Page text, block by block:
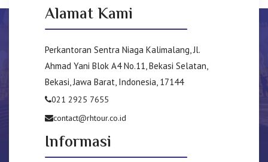
Alamat Kami
Perkantoran Sentra Niaga Kalimalang, Jl.
Ahmad Yani Blok A4 No.11, Bekasi Selatan,
Bekasi, Jawa Barat, Indonesia, 17144
021 2925 7655
contact@rhtour.co.id
Informasi